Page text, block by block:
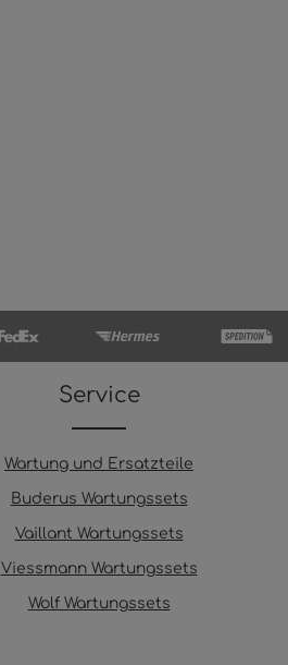
Service
Wartung und Ersatzteile
Buderus Wartungssets
Vaillant Wartungssets
Viessmann Wartungssets
Wolf Wartungssets